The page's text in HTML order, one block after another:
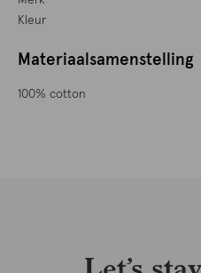
Kleur
Materiaalsamenstelling
100% cotton